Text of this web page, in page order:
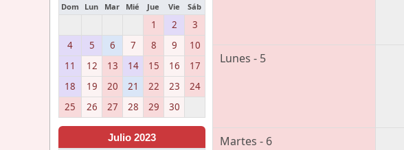
Dom Lun Mar Mié Jue Vie Sáb
1 2
3
4
5 6 7 8 9
10
11
12 13 14 15 16
17
18
19 20 21 22 23
24
25
26 27 28 29 30
Julio 2023
Lunes - 5
Martes - 6